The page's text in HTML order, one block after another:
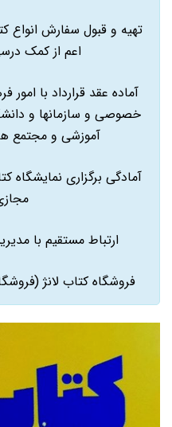
تهیه و قبول سفارش انواع
اعم از کمک
آماده عقد قرارداد با امور
خصوصی و سازمانها و
آموزشی و مجتمع
آمادگی برگزاری
ارتباط مستقیم با مدیریت
فروشگاه کتاب لانژ (فروشگاه